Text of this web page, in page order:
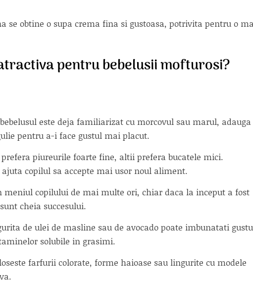
se obtine o supa crema fina si gustoasa, potrivita pentru o
pentru bebelusii mofturosi?
este deja familiarizat cu morcovul sau marul, adauga
pentru a-i face gustul mai placut.
prefera piureurile foarte fine, altii prefera bucatele mici.
copilul sa accepte mai usor noul aliment.
meniul copilului de mai multe ori, chiar daca la inceput a fost
cheia succesului.
de ulei de masline sau de avocado poate imbunatati
solubile in grasimi.
farfurii colorate, forme haioase sau lingurite cu modele